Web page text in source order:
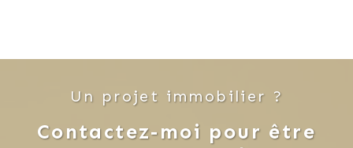
Un projet immobilier ?
Contactez-moi pour être